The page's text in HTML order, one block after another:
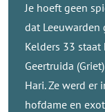
Je hoeft geen
dat Leeuwarden
Kelders 33
Geertruida
Hari. Ze werd
hofdame en